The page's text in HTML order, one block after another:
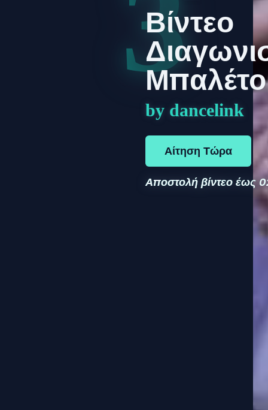
Βίντεο
Μπαλέτο
by dancelink
Αίτηση Τώρα
Αποστολή βίντεο έως